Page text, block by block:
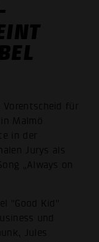
Vorentscheid für
Malmö
in der
Jurys als
„Always on
"Good Kid"
und
Jules